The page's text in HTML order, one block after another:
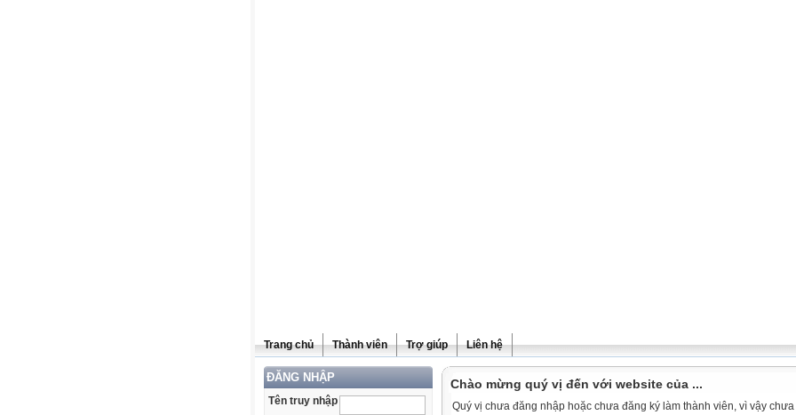
Trang chủ Thành viên Trợ giúp Liên hệ
ĐĂNG NHẬP
Tên truy nhập
Chào mừng quý vị đến với website của ...
Quý vị chưa đăng nhập hoặc chưa đăng ký làm thành viên, vì vậy